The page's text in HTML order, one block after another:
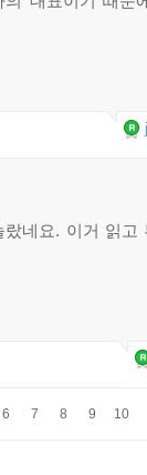
네요. 이거 읽고
6 7 8 9 10